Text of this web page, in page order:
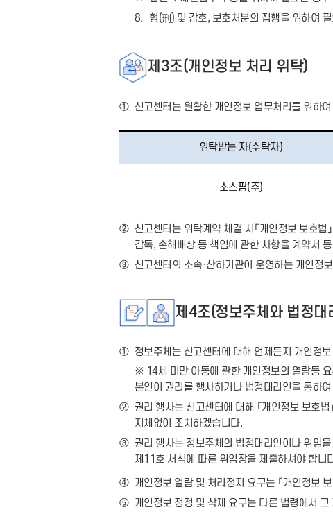
8.
형(刑 ) 및 감호, 보호처분의 집행을 위하여
제3조(개인정보 처리 위탁)
① 신고센터는 원활한 개인정보 업무처리를 위하
위탁받는 자(수탁자)
소스팜(주)
② 신고센터는 위탁계약 체결 시「개인정보 보호
감독, 손해배상 등 책임에 관한 사항을 계약서
③ 신고센터의 소속·산하기관이 운영하는 개인정
제4조(정보주체와 법정
① 정보주체는 신고센터에 대해 언제든지 개인정
※ 14세 미만 아동에 관한 개인정보의 열람등
본인이 권리를 행사하거나 법정대리인을 통하
② 권리 행사는 신고센터에 대해 「개인정보 보호
지체없이 조치하겠습니다.
③ 권리 행사는 정보주체의 법정대리인이나 위임
제11호 서식에 따른 위임장을 제출하셔야 합니
④ 개인정보 열람 및 처리정지 요구는 「개인정보
⑤ 개인정보 정정 및 삭제 요구는 다른 법령에서